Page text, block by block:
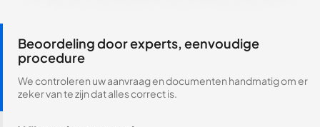
Beoordeling door experts, eenvoudige
procedure
We controleren uw aanvraag en documenten handmatig om er
zeker van te zijn dat alles correct is.